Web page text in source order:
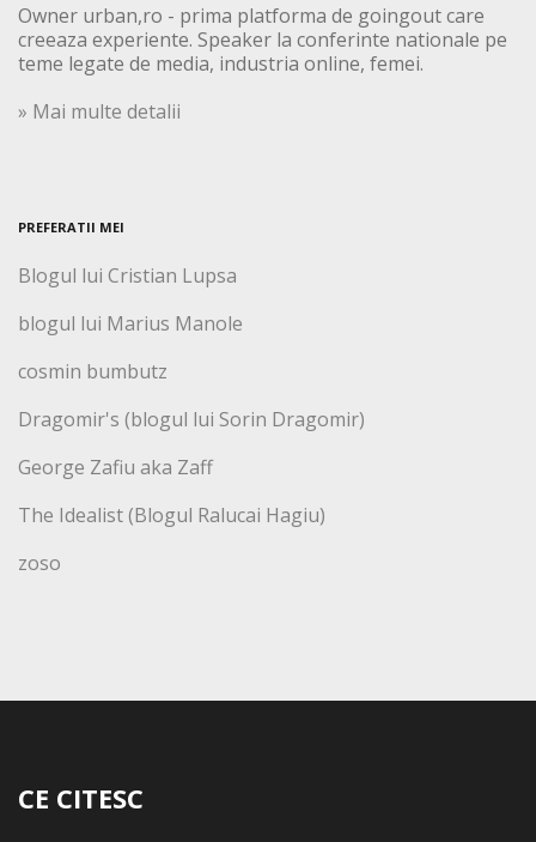
Owner urban,ro - prima platforma de goingout care
creeaza experiente. Speaker la conferinte nationale pe
teme legate de media, industria online, femei.
» Mai multe detalii
PREFERATII MEI
Blogul lui Cristian Lupsa
blogul lui Marius Manole
cosmin bumbutz
Dragomir's (blogul lui Sorin Dragomir)
George Zafiu aka Zaff
The Idealist (Blogul Ralucai Hagiu)
zoso
CE CITESC